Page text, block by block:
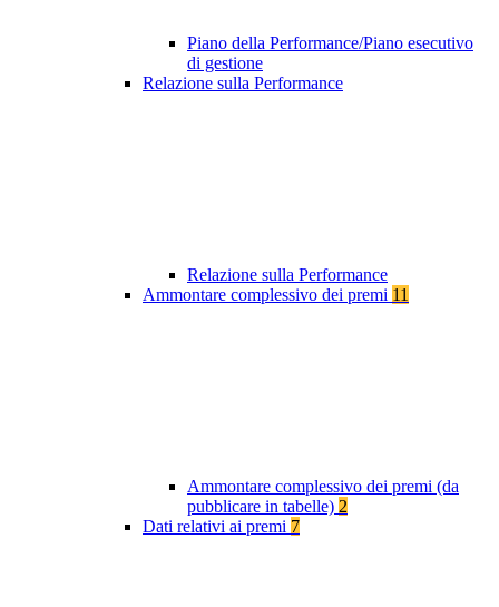
Piano della Performance/Piano esecutivo
di gestione
Relazione sulla Performance
Relazione sulla Performance
Ammontare complessivo dei premi 11
Ammontare complessivo dei premi (da
pubblicare in tabelle) 2
Dati relativi ai premi 7